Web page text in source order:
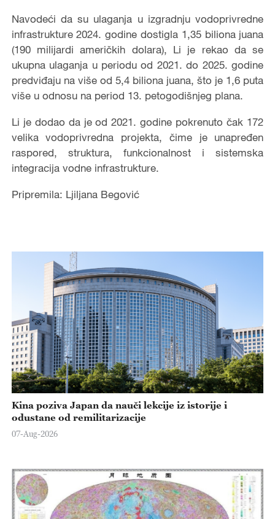
Navodeći da su ulaganja u izgradnju vodoprivredne
infrastrukture 2024. godine dostigla 1,35 biliona juana
(190 milijardi američkih dolara), Li je rekao da se
ukupna ulaganja u periodu od 2021. do 2025. godine
predviđaju na više od 5,4 biliona juana, što je 1,6 puta
više u odnosu na period 13. petogodišnjeg plana.
Li je dodao da je od 2021. godine pokrenuto čak 172
velika vodoprivredna projekta, čime je unapređen
raspored, struktura, funkcionalnost i sistemska
integracija vodne infrastrukture.
Pripremila: Ljiljana Begović
Kina poziva Japan da nauči lekcije iz istorije i
odustane od remilitarizacije
07-Aug-2026